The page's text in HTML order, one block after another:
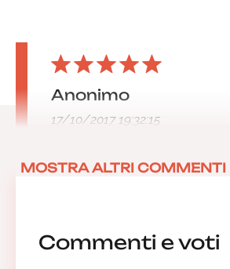
Commenti e voti
Anonimo
17/10/2017 19:32:15
MOSTRA ALTRI COMMENTI